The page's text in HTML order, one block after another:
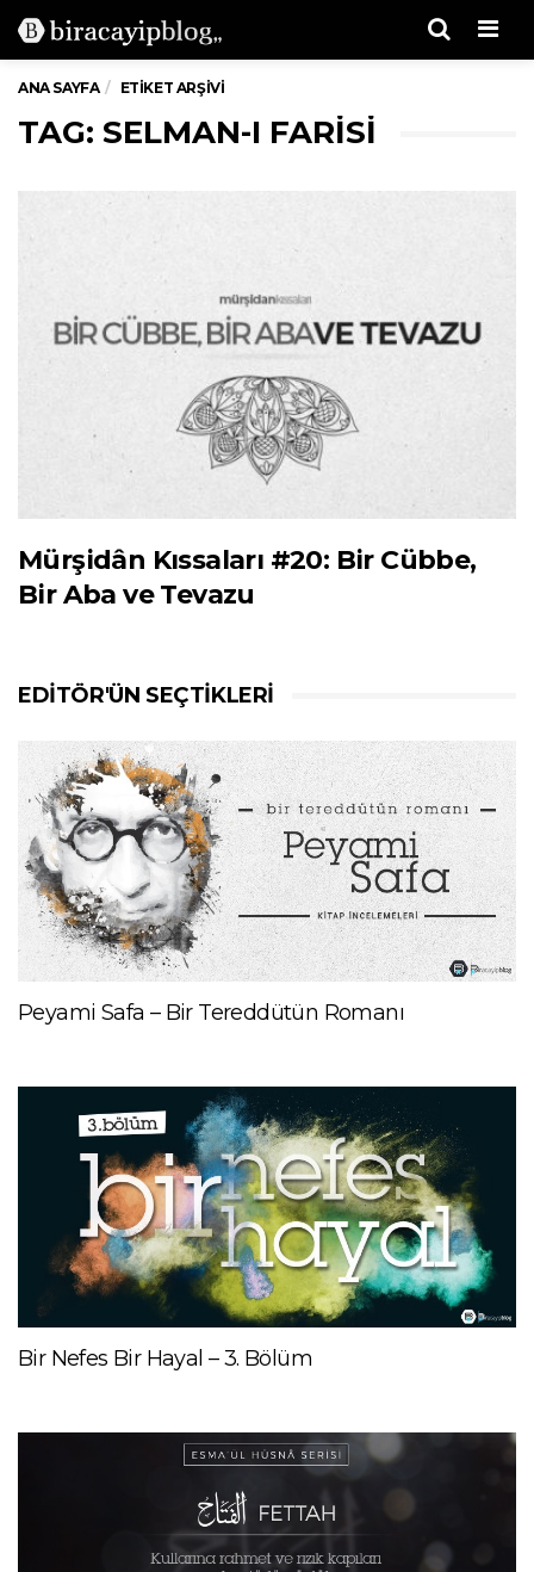
ANA SAYFA ETIKET ARŞIVI
TAG: SELMAN-I FARISI
Mürşidân Kıssaları #20: Bir Cübbe,
Bir Aba ve Tevazu
EDITÖR'ÜN SEÇTIKLERI
Peyami Safa – Bir Tereddütün Romanı
Bir Nefes Bir Hayal – 3. Bölüm